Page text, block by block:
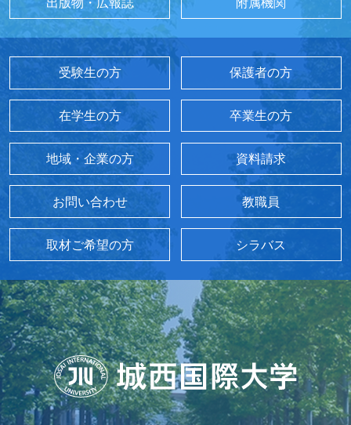
受験生の方 保護者の方
在学生の方 卒業生の方
地域・企業の方 資料請求
お問い合わせ 教職員
取材ご希望の方 シラバス